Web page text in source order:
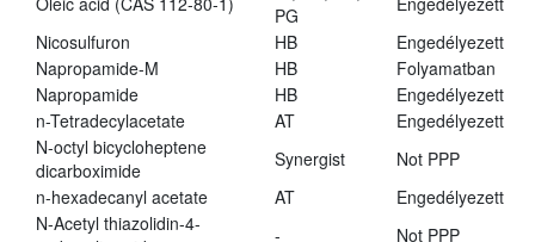
PG
Nicosulfuron
HB
Engedélyezett
Napropamide-M
HB
Folyamatban
Napropamide
HB
Engedélyezett
n-Tetradecylacetate
AT
Engedélyezett
N-octyl bicycloheptene
dicarboximide
Synergist
Not PPP
n-hexadecanyl acetate
AT
Engedélyezett
N-Acetyl thiazolidin-4-
-
Not PPP